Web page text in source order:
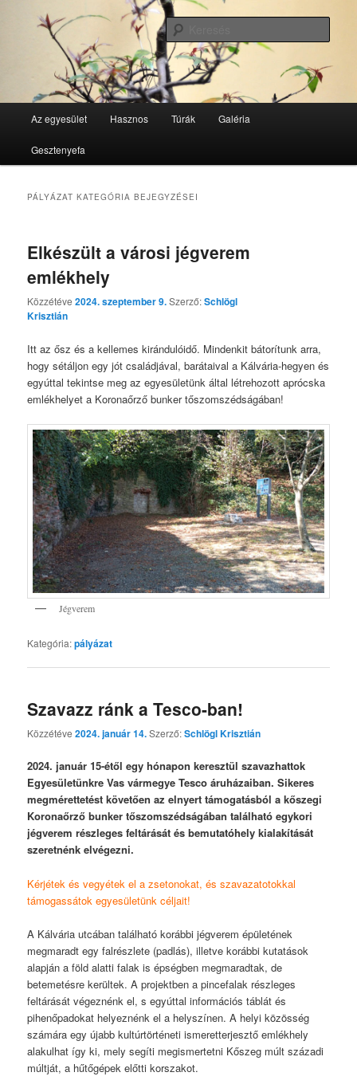
másodlagos
GesztenyeKék
GesztenyeKék Természetbarát Egyesület honlapja
Az egyesület Hasznos Túrák Galéria
Gesztenyefa
PÁLYÁZAT KATEGÓRIA BEJEGYZÉSEI
Elkészült a városi jégverem
emlékhely
Közzétéve2024. szeptember 9.Szerző:Schlögl
Krisztián
Itt az ősz és a kellemes kirándulóidő. Mindenkit bátorítunk arra,
hogy sétáljon egy jót családjával, barátaival a Kálvária-hegyen és
egyúttal tekintse meg az egyesületünk által létrehozott aprócska
emlékhelyet a Koronaőrző bunker tőszomszédságában!
Jégverem
Kategória:pályázat
Szavazz ránk a Tesco-ban!
Közzétéve2024. január 14.Szerző:Schlögl Krisztián
2024. január 15-étől egy hónapon keresztül szavazhattok
Egyesületünkre Vas vármegye Tesco áruházaiban. Sikeres
megmérettetést követően az elnyert támogatásból a kőszegi
Koronaőrző bunker tőszomszédságában található egykori
jégverem részleges feltárását és bemutatóhely kialakítását
szeretnénk elvégezni.
Kérjétek és vegyétek el a zsetonokat, és szavazatotokkal
támogassátok egyesületünk céljait!
A Kálvária utcában található korábbi jégverem épületének
megmaradt egy falrészlete (padlás), illetve korábbi kutatások
alapján a föld alatti falak is épségben megmaradtak, de
betemetésre kerültek. A projektben a pincefalak részleges
feltárását végeznénk el, s egyúttal információs táblát és
pihenőpadokat helyeznénk el a helyszínen. A helyi közösség
számára egy újabb kultúrtörténeti ismeretterjesztő emlékhely
alakulhat így ki, mely segíti megismertetni Kőszeg múlt századi
múltját, a hűtőgépek előtti korszakot.